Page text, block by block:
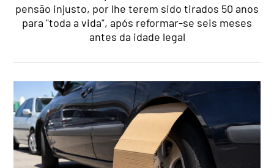
pensão injusto, por lhe terem sido tirados 50 anos
para "toda a vida", após reformar-se seis meses
antes da idade legal